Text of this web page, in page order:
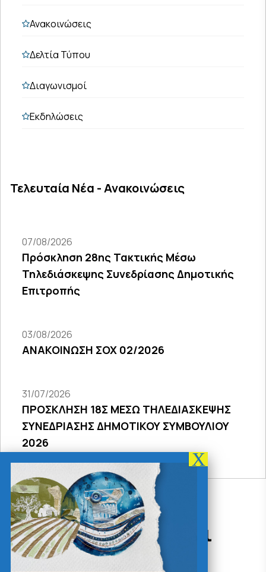
Ανακοινώσεις
Δελτία Τύπου
Διαγωνισμοί
Εκδηλώσεις
Τελευταία Νέα - Ανακοινώσεις
07/08/2026
Πρόσκληση 28ης Τακτικής Μέσω
Τηλεδιάσκεψης Συνεδρίασης Δημοτικής
Επιτροπής
03/08/2026
ΑΝΑΚΟΙΝΩΣΗ ΣΟΧ 02/2026
31/07/2026
ΠΡΟΣΚΛΗΣΗ 18Σ ΜΕΣΩ ΤΗΛΕΔΙΑΣΚΕΨΗΣ
ΣΥΝΕΔΡΙΑΣΗΣ ΔΗΜΟΤΙΚΟΥ ΣΥΜΒΟΥΛΙΟΥ
2026
Δράσεις - Χρήσιμοι
Σύνδεσμοι